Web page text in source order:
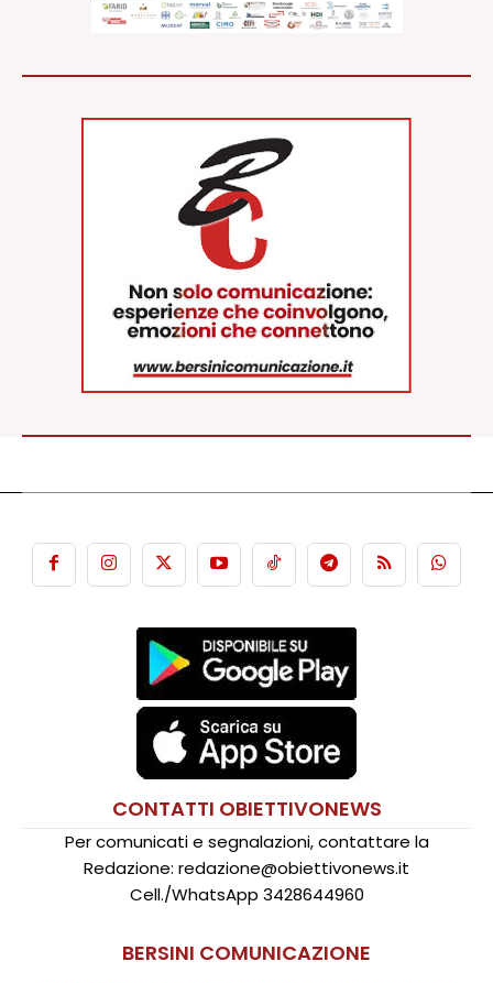
CONTATTI OBIETTIVONEWS
Per comunicati e segnalazioni, contattare la
Redazione: redazione@obiettivonews.it
Cell./WhatsApp 3428644960
BERSINI COMUNICAZIONE